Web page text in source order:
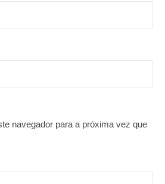
navegador para a próxima vez que